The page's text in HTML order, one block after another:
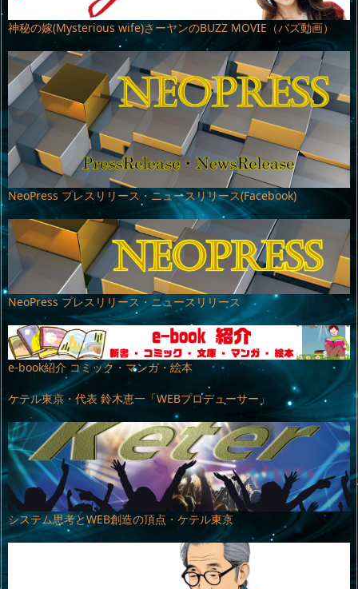
神秘の嫁(Mysterious wife)さーヤンのBUZZ MOVIE（バズ動画）
NeoPress プレスリリース・ニュースリリース(Facebook)
NeoPress プレスリリース・ニュースリリース
e-book紹介 コミック・マンガ・絵本
ケテル東京・代表 鈴木恵一「WEBプロデューサー」
システム思考とWEB創造の頂点・ケテル東京